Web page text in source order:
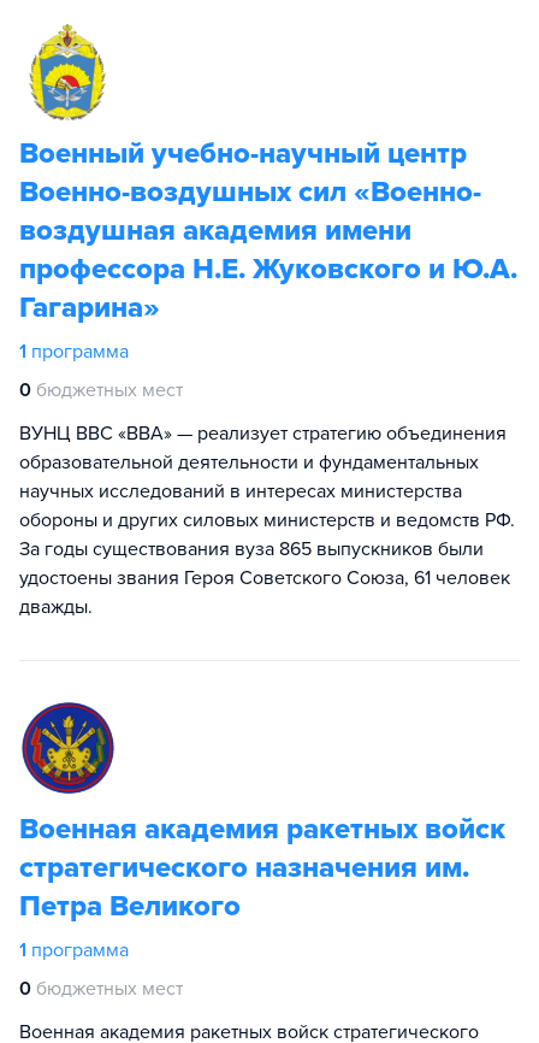
Военный учебно-научный центр
Военно-воздушных сил «Военно-
воздушная академия имени
профессора Н.Е. Жуковского и Ю.А.
Гагарина»
1 программа
0 бюджетных мест
ВУНЦ ВВС «ВВА» — реализует стратегию объединения
образовательной деятельности и фундаментальных
научных исследований в интересах министерства
обороны и других силовых министерств и ведомств РФ.
За годы существования вуза 865 выпускников были
удостоены звания Героя Советского Союза, 61 человек
дважды.
Военная академия ракетных войск
стратегического назначения им.
Петра Великого
1 программа
0 бюджетных мест
Военная академия ракетных войск стратегического